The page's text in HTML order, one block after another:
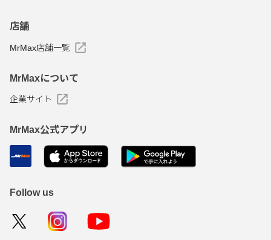
店舗
MrMax店舗一覧
MrMaxについて
企業サイト
MrMax公式アプリ
Follow us